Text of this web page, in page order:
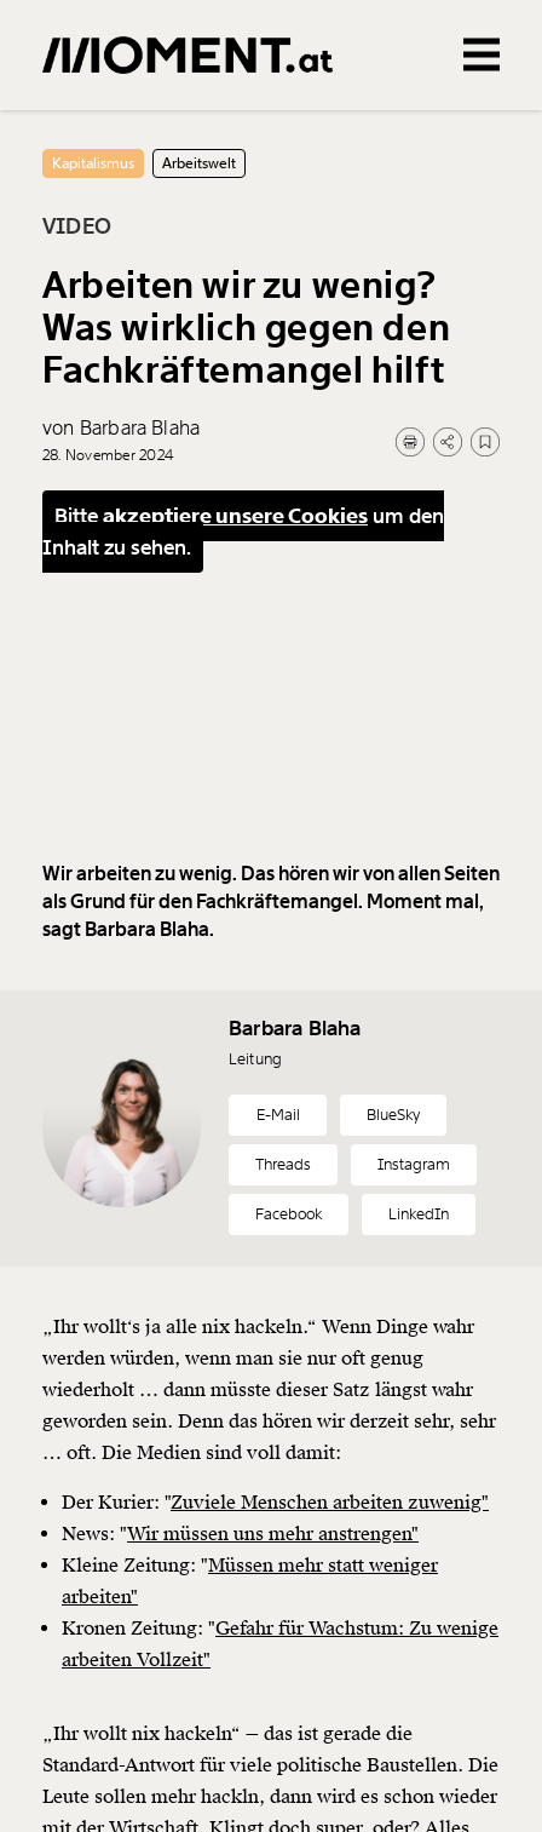
0Treffer
Kapitalismus Arbeitswelt
VIDEO
Arbeiten wir zu wenig?
Was wirklich gegen den
Fachkräftemangel hilft
von Barbara Blaha
28. November 2024
Bitteakzeptiere unsere Cookies um den
Inhalt zu sehen.
Wir arbeiten zu wenig. Das hören wir von allen Seiten
als Grund für den Fachkräftemangel. Moment mal,
sagt Barbara Blaha.
Barbara Blaha
Leitung
E-Mail BlueSky
Threads Instagram
Facebook LinkedIn
„Ihr wollt‘s ja alle nix hackeln.“ Wenn Dinge wahr
werden würden, wenn man sie nur oft genug
wiederholt … dann müsste dieser Satz längst wahr
geworden sein. Denn das hören wir derzeit sehr, sehr
… oft. Die Medien sind voll damit:
Der Kurier: "Zuviele Menschen arbeiten zuwenig"
News: "Wir müssen uns mehr anstrengen"
Kleine Zeitung: "Müssen mehr statt weniger
arbeiten"
Kronen Zeitung: "Gefahr für Wachstum: Zu wenige
arbeiten Vollzeit"
„Ihr wollt nix hackeln“ — das ist gerade die
Standard-Antwort für viele politische Baustellen. Die
Leute sollen mehr hackln, dann wird es schon wieder